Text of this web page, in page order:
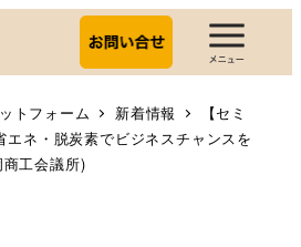
トフォーム 新着情報
【セミ
ネ・脱炭素でビジネスチャンスを
工会議所)